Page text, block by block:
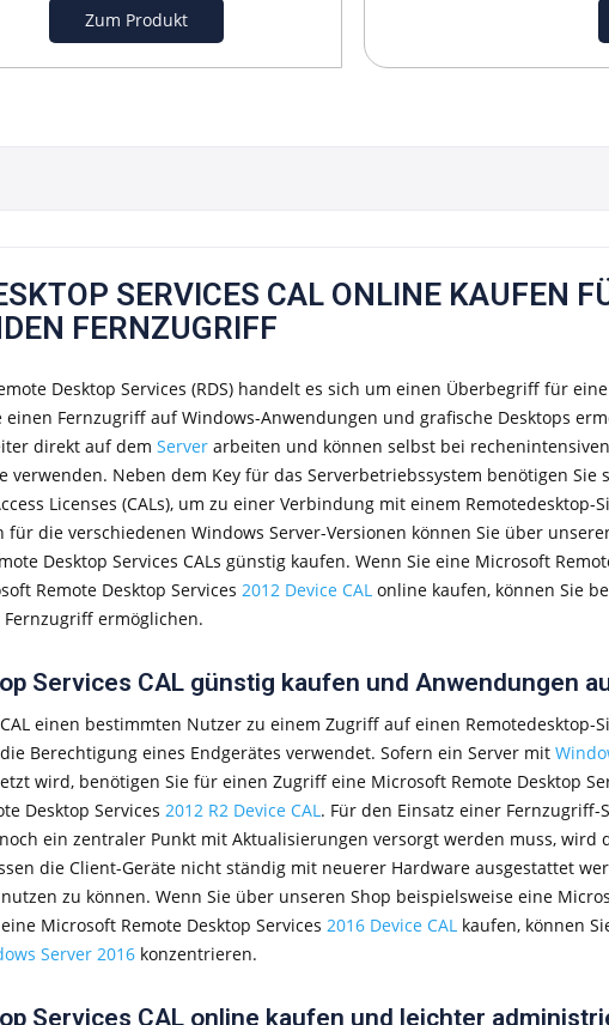
Zum Produkt
SERVICES CAL ONLINE KAUFEN
FERNZUGRIFF
Desktop Services (RDS) handelt es sich um einen Überbegriff für
einen Fernzugriff auf Windows-Anwendungen und grafische Desktops
direkt auf dem Server arbeiten und können selbst bei rechenintensiven
verwenden. Neben dem Key für das Serverbetriebssystem benötigen Sie
Licenses (CALs), um zu einer Verbindung mit einem Remotedesktop-
für die verschiedenen Windows Server-Versionen können Sie über
Desktop Services CALs günstig kaufen. Wenn Sie eine Microsoft
Remote Desktop Services 2012 Device CAL online kaufen, können Sie
ermöglichen.
Services CAL günstig kaufen und Anwendungen
einen bestimmten Nutzer zu einem Zugriff auf einen Remotedesktop-
Berechtigung eines Endgerätes verwendet. Sofern ein Server mit
wird, benötigen Sie für einen Zugriff eine Microsoft Remote Desktop
Desktop Services 2012 R2 Device CAL. Für den Einsatz einer
ein zentraler Punkt mit Aktualisierungen versorgt werden muss, wird
die Client-Geräte nicht ständig mit neuerer Hardware ausgestattet
zu können. Wenn Sie über unseren Shop beispielsweise eine
Microsoft Remote Desktop Services 2016 Device CAL kaufen, können
Server 2016 konzentrieren.
Services CAL online kaufen und leichter